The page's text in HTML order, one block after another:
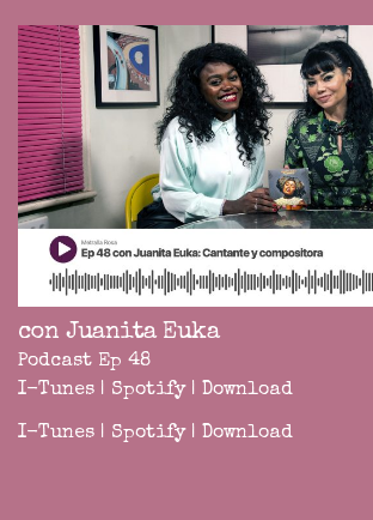
con Juanita Euka
Podcast Ep 48
I-Tunes | Spotify| Download
I-Tunes | Spotify| Download